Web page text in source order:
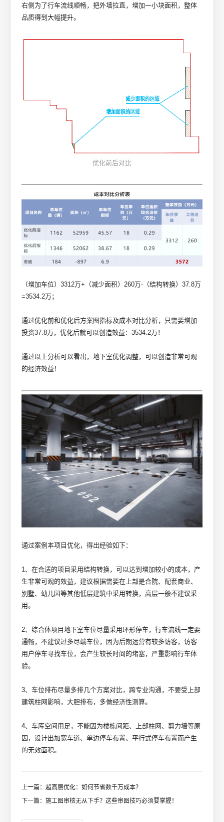
右侧为了行车流线顺畅，把外墙拉直，增加一小块面积，整体
品质得到大幅提升。
优化前后对比
（增加车位）3312万+（减少面积）260万-（结构转换）37.8万
=3534.2万；
通过优化前和优化后方案图指标及成本对比分析，只需要增加
投资37.8万，优化后就可以创造效益：3534.2万！
通过以上分析可以看出，地下室优化调整，可以创造非常可观
的经济效益！
通过案例本项目优化，得出经验如下：
1、在合适的项目采用结构转换，可以达到增加较小的成本，产
生非常可观的效益，建议根据需要在上部是合院、配套商业、
别墅、幼儿园等其他低层建筑中采用转换，高层一般不建议采
用。
2、综合体项目地下室车位尽量采用环形停车，行车流线一定要
通畅，不建议过多尽端车位，因为后期运营有较多访客，访客
用户停车寻找车位，会产生较长时间的堵塞，严重影响行车体
验。
3、车位排布尽量多排几个方案对比，跨专业沟通，不要受上部
建筑柱网影响，大胆排布，多做经济性测算。
4、车库空间用足，不能因为楼栋间距、上部柱网、剪力墙等原
因，设计出加宽车道、单边停车布置、平行式停车布置而产生
的无效面积。
上一篇：超高层优化：如何节省数千万成本？
下一篇：施工图审核无从下手？这些审图技巧必须要掌握！